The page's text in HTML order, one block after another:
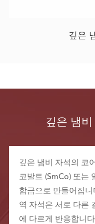
깊은
깊은 냄
깊은 냄비 자석의 코
코발트 (SmCo) 또는
합금으로 만들어집
역 자석은 서로 다른
에 다르게 반응합니